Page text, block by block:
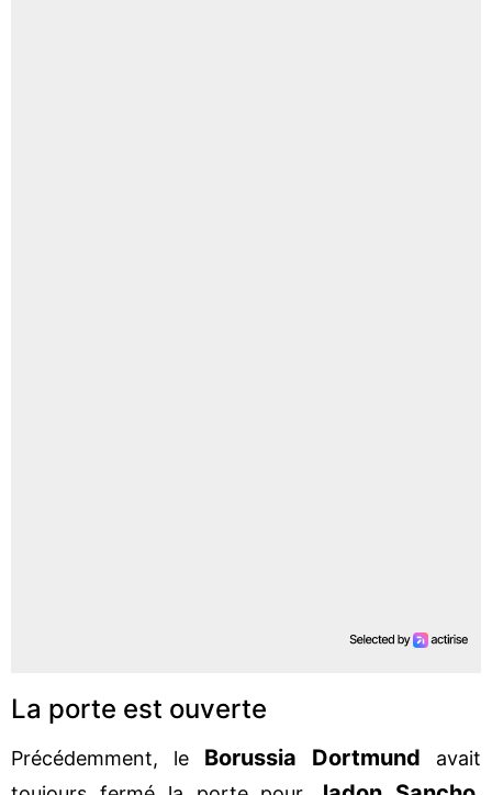
La porte est ouverte
Précédemment, le Borussia Dortmund avait